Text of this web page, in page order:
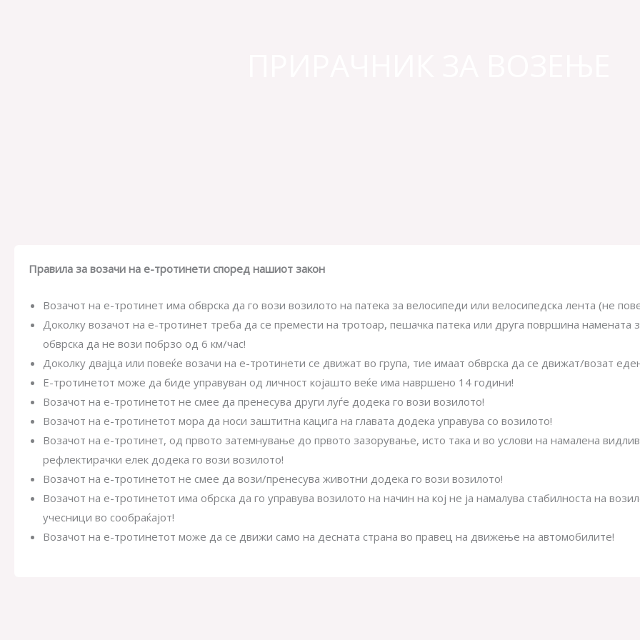
Правила за возачи на е-тротинети според нашиот закон
Возачот на е-тротинет има обврска да го вози возилото на патека за велосипеди или велосипедска лента (не
Доколку возачот на е-тротинет треба да се премести на тротоар, пешачка патека или друга површина
обврска да не вози побрзо од 6 км/час!
Доколку двајца или повеќе возачи на е-тротинети се движат во група, тие имаат обврска да се движат/возат
Е-тротинетот може да биде управуван од личност којашто веќе има навршено 14 години!
Возачот на е-тротинетот не смее да пренесува други луѓе додека го вози возилото!
Возачот на е-тротинетот мора да носи заштитна кацига на главата додека управува со возилото!
Возачот на е-тротинет, од првото затемнување до првото зазорување, исто така и во услови на намалена
рефлектирачки елек додека го вози возилото!
Возачот на е-тротинетот не смее да вози/пренесува животни додека го вози возилото!
Возачот на е-тротинетот има обрска да го управува возилото на начин на кој не ја намалува стабилноста на
учесници во сообраќајот!
Возачот на е-тротинетот може да се движи само на десната страна во правец на движење на автомобилите!